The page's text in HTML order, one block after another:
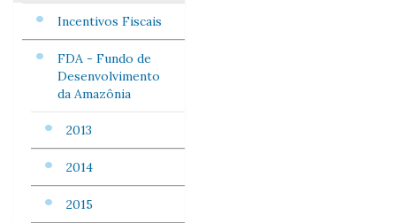
Incentivos Fiscais
FDA - Fundo de
Desenvolvimento
da Amazônia
2013
2014
2015